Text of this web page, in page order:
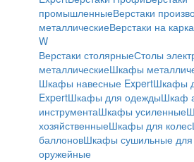
промышленныеВерстаки
металлическиеВерстаки на
W
Верстаки столярныеСтолы
металлическиеШкафы
Шкафы навесные ExpertШкафы
ExpertШкафы для одеждыШкаф
инструментаШкафы усиленные
хозяйственныеШкафы для колес
баллоновШкафы сушильные
оружейные